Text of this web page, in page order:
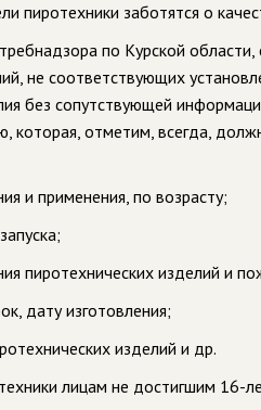
пиротехники заботятся о
по Курской
не соответствующих
без сопутствующей
которая, отметим, всегда,
и применения, по возрасту;
пиротехнических изделий и
дату изготовления;
изделий и др.
лицам не достигшим 16-